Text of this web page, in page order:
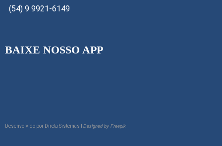
(54) 9 9921-6149
BAIXE NOSSO APP
Desenvolvido por Direta Sistemas I Designed by Freepik